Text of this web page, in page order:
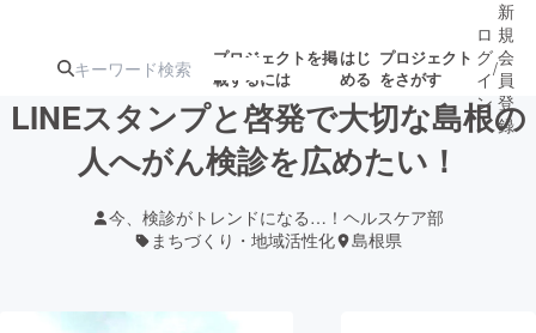
プロジェクトを掲
載するには
はじ
める
プロジェクト
をさがす
注目のリ
ターン
ジェクト
ロジェクト
もうすぐ公開
されます
アート・写真
ロ
グ
イ
ン
/
新
規
会
員
登
録
LINEスタンプと啓発で大切な島根の
人へがん検診を広めたい！
今、検診がトレンドになる…！ヘルスケア部
まちづくり・地域活性化
島根県